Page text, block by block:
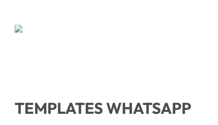
TEMPLATES WHATSAPP